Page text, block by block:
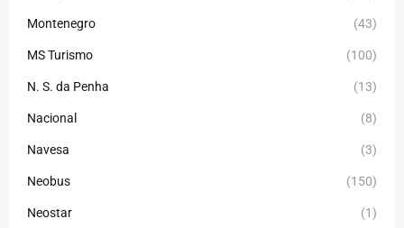
Montenegro (43)
MS Turismo (100)
N. S. da Penha (13)
Nacional (8)
Navesa (3)
Neobus (150)
Neostar (1)